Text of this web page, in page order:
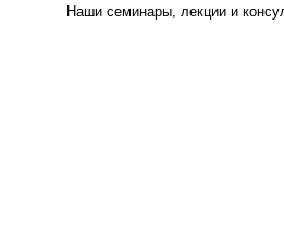
Наши семинары, лекции и